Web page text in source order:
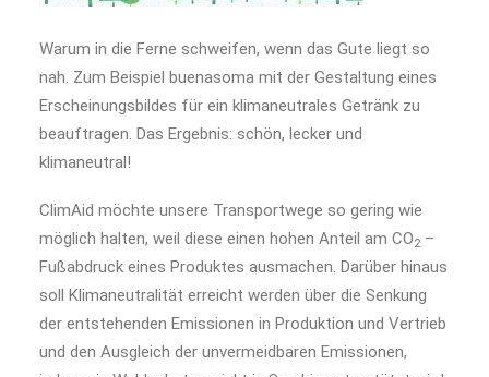
Warum in die Ferne schweifen, wenn das Gute liegt so
nah. Zum Beispiel buenasoma mit der Gestaltung eines
Erscheinungsbildes für ein klimaneutrales Getränk zu
beauftragen. Das Ergebnis: schön, lecker und
klimaneutral!
ClimAid möchte unsere Transportwege so gering wie
möglich halten, weil diese einen hohen Anteil am CO2 –
Fußabdruck eines Produktes ausmachen. Darüber hinaus
soll Klimaneutralität erreicht werden über die Senkung
der entstehenden Emissionen in Produktion und Vertrieb
und den Ausgleich der unvermeidbaren Emissionen,